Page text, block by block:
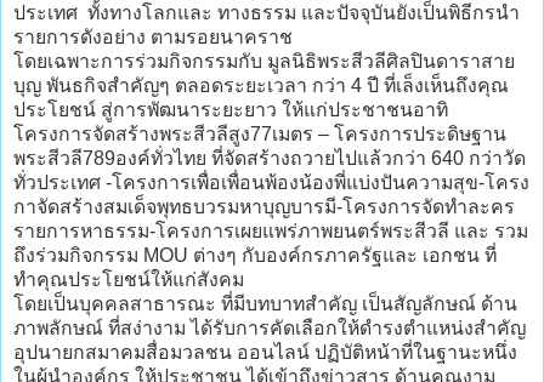
ประเทศ ทั้งทางโลกและ ทางธรรม และปัจจุบันยังเป็นพิธีกรนำ
รายการดังอย่าง ตามรอยนาคราช
โดยเฉพาะการร่วมกิจกรรมกับ มูลนิธิพระสีวลีศิลปินดาราสาย
บุญ พันธกิจสำคัญๆ ตลอดระยะเวลา กว่า 4 ปี ที่เล็งเห็นถึงคุณ
ประโยชน์ สู่การพัฒนาระยะยาว ให้แก่ประชาชนอาทิ
โครงการจัดสร้างพระสีวลีสูง77เมตร – โครงการประดิษฐาน
พระสีวลี789องค์ทั่วไทย ที่จัดสร้างถวายไปแล้วกว่า 640 กว่าวัด
ทั่วประเทศ -โครงการเพื่อเพื่อนพ้องน้องพี่แบ่งปันความสุข-โครง
กาจัดสร้างสมเด็จพุทธบวรมหาบุญบารมี-โครงการจัดทำละคร
รายการหาธรรม-โครงการเผยแพร่ภาพยนตร์พระสีวลี และ รวม
ถึงร่วมกิจกรรม MOU ต่างๆ กับองค์กรภาครัฐและ เอกชน ที่
ทำคุณประโยชน์ให้แก่สังคม
โดยเป็นบุคคลสาธารณะ ที่มีบทบาทสำคัญ เป็นสัญลักษณ์ ด้าน
ภาพลักษณ์ ที่สง่างาม ได้รับการคัดเลือกให้ดำรงตำแหน่งสำคัญ
อุปนายกสมาคมสื่อมวลชน ออนไลน์ ปฏิบัติหน้าที่ในฐานะหนึ่ง
ในผู้นำองค์กร ให้ประชาชน ได้เข้าถึงข่าวสาร ด้านคุณงาม